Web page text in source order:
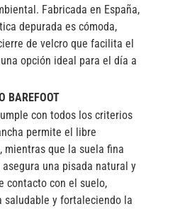
Fabricada en España,
depurada es cómoda,
de velcro que facilita el
opción ideal para el día a
BAREFOOT
con todos los criterios
permite el libre
mientras que la suela fina
una pisada natural y
contacto con el suelo,
saludable y fortaleciendo la